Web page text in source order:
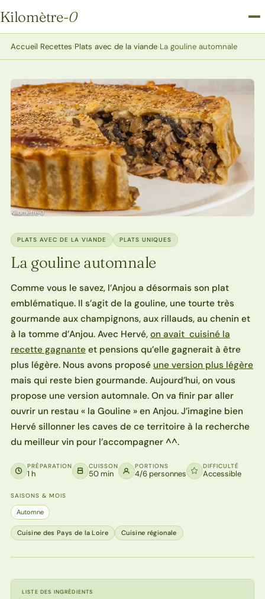
Kilomètre-0
Kilomètre-0
Accueil›Recettes›Plats avec de la viande›La gouline automnale
PLATS AVEC DE LA VIANDE PLATS UNIQUES
La gouline automnale
Comme vous le savez, l’Anjou a désormais son plat
emblématique. Il s’agit de la gouline, une tourte très
gourmande aux champignons, aux rillauds, au chenin et
à la tomme d’Anjou. Avec Hervé, on avait cuisiné la
recette gagnanteet pensions qu’elle gagnerait à être
plus légère. Nous avons proposé une version plus légère
mais qui reste bien gourmande. Aujourd’hui, on vous
propose une version automnale. On va finir par aller
ouvrir un restau « la Gouline » en Anjou. J’imagine bien
Hervé sillonner les caves de ce territoire à la recherche
du meilleur vin pour l’accompagner ^^.
PRÉPARATION
1 h
CUISSON
50 min
PORTIONS
4/6 personnes
DIFFICULTÉ
Accessible
SAISONS & MOIS
Automne
Cuisine des Pays de la Loire Cuisine régionale
LISTE DES INGRÉDIENTS